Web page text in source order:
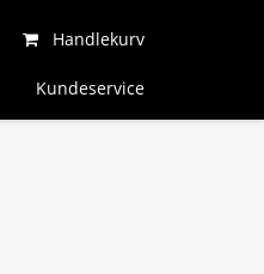
Handlekurv
Kundeservice